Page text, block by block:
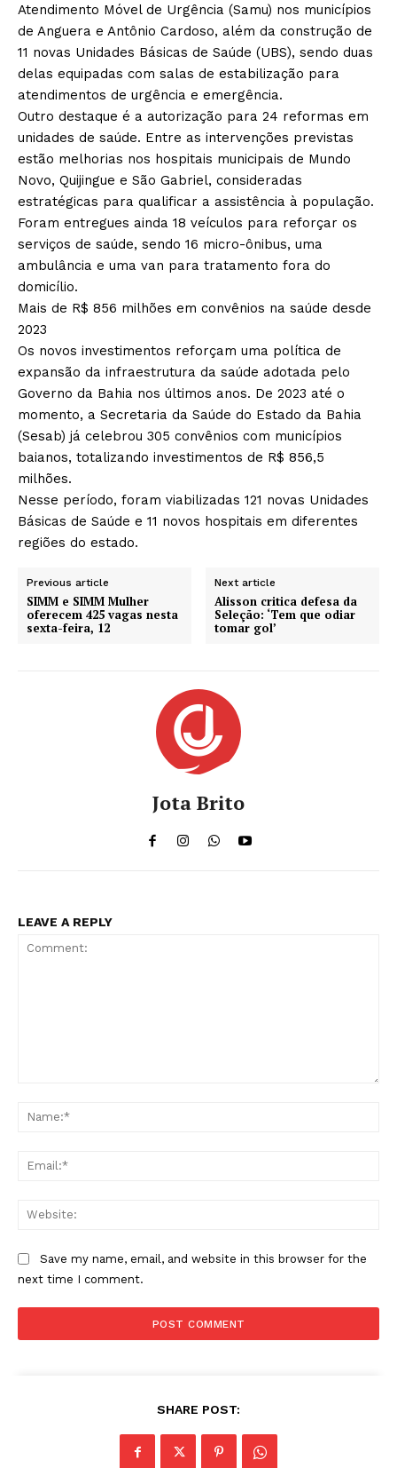
Atendimento Móvel de Urgência (Samu) nos municípios
de Anguera e Antônio Cardoso, além da construção de
11 novas Unidades Básicas de Saúde (UBS), sendo duas
delas equipadas com salas de estabilização para
atendimentos de urgência e emergência.
Outro destaque é a autorização para 24 reformas em
unidades de saúde. Entre as intervenções previstas
estão melhorias nos hospitais municipais de Mundo
Novo, Quijingue e São Gabriel, consideradas
estratégicas para qualificar a assistência à população.
Foram entregues ainda 18 veículos para reforçar os
serviços de saúde, sendo 16 micro-ônibus, uma
ambulância e uma van para tratamento fora do
domicílio.
Mais de R$ 856 milhões em convênios na saúde desde
2023
Os novos investimentos reforçam uma política de
expansão da infraestrutura da saúde adotada pelo
Governo da Bahia nos últimos anos. De 2023 até o
momento, a Secretaria da Saúde do Estado da Bahia
(Sesab) já celebrou 305 convênios com municípios
baianos, totalizando investimentos de R$ 856,5
milhões.
Nesse período, foram viabilizadas 121 novas Unidades
Básicas de Saúde e 11 novos hospitais em diferentes
regiões do estado.
Previous article
SIMM e SIMM Mulher
oferecem 425 vagas nesta
sexta-feira, 12
Next article
Alisson critica defesa da
Seleção: ‘Tem que odiar
tomar gol’
Jota Brito
LEAVE A REPLY
Save my name, email, and website in this browser for the
next time I comment.
SHARE POST: